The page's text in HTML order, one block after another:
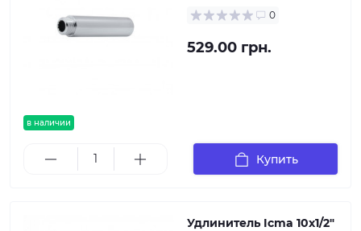
в наличии
0
529.00 грн.
Купить
Удлинитель Icma 10х1/2"